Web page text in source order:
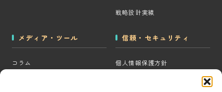
戦略設計実績
メディア・ツール
コラム
信頼・セキュリティ
個人情報保護方針